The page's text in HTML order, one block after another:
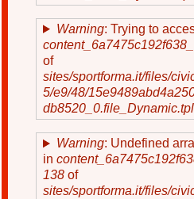
Warning: Trying to
of
sites/sportforma.it/files/
5/e9/48/
Warning: Undefined
in
138 of
sites/sportforma.it/files/